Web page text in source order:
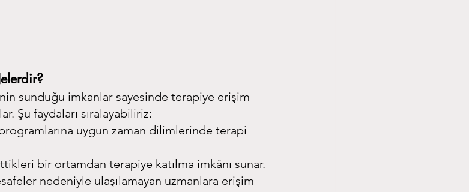
sunduğu imkanlar sayesinde terapiye erişim
Şu faydaları sıralayabiliriz:
uygun zaman dilimlerinde terapi
bir ortamdan terapiye katılma imkânı sunar.
nedeniyle ulaşılamayan uzmanlara erişim